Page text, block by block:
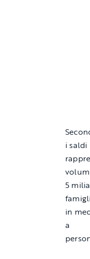
i
5
in
a